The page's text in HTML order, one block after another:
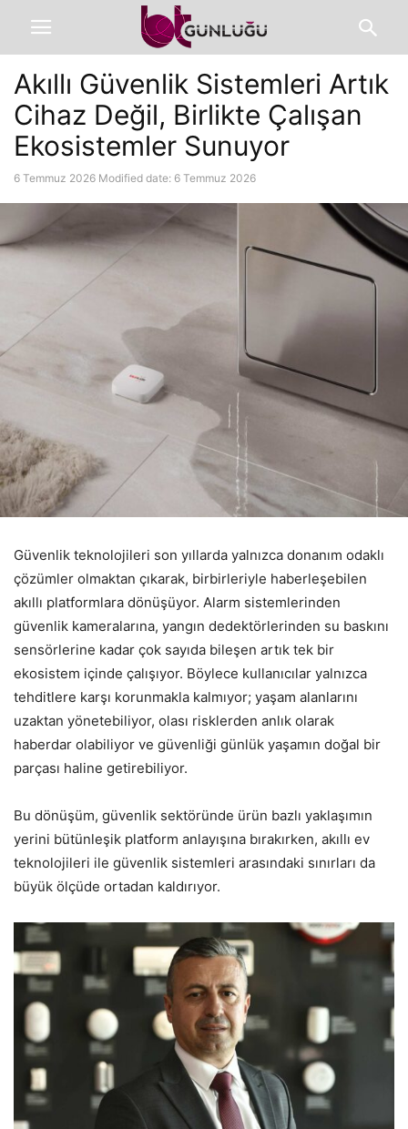
Akıllı Güvenlik Sistemleri Artık
Cihaz Değil, Birlikte Çalışan
Ekosistemler Sunuyor
6 Temmuz 2026 Modified date: 6 Temmuz 2026
Güvenlik teknolojileri son yıllarda yalnızca donanım odaklı
çözümler olmaktan çıkarak, birbirleriyle haberleşebilen
akıllı platformlara dönüşüyor. Alarm sistemlerinden
güvenlik kameralarına, yangın dedektörlerinden su baskını
sensörlerine kadar çok sayıda bileşen artık tek bir
ekosistem içinde çalışıyor. Böylece kullanıcılar yalnızca
tehditlere karşı korunmakla kalmıyor; yaşam alanlarını
uzaktan yönetebiliyor, olası risklerden anlık olarak
haberdar olabiliyor ve güvenliği günlük yaşamın doğal bir
parçası haline getirebiliyor.
Bu dönüşüm, güvenlik sektöründe ürün bazlı yaklaşımın
yerini bütünleşik platform anlayışına bırakırken, akıllı ev
teknolojileri ile güvenlik sistemleri arasındaki sınırları da
büyük ölçüde ortadan kaldırıyor.